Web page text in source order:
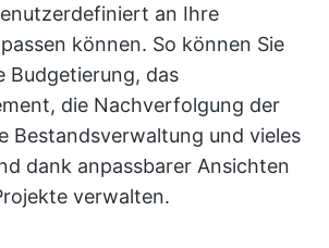
an Ihre
können. So können Sie
Budgetierung, das
die Nachverfolgung der
Bestandsverwaltung und vieles
dank anpassbarer Ansichten
verwalten.